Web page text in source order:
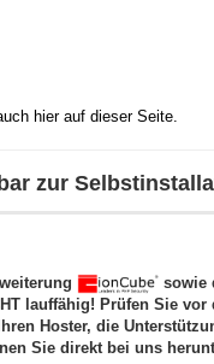
hier auf dieser Seite.
zur
sowie
lauffähig! Prüfen Sie
Hoster, die
Sie direkt bei uns